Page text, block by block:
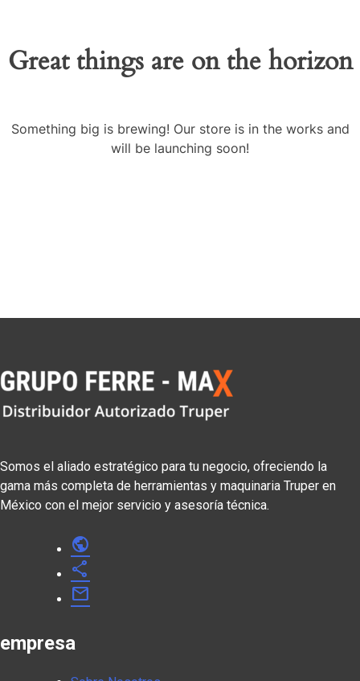
Great things are on the horizon
Something big is brewing! Our store is in the works and
will be launching soon!
Somos el aliado estratégico para tu negocio, ofreciendo la
gama más completa de herramientas y maquinaria Truper en
México con el mejor servicio y asesoría técnica.
public
share
mail
empresa